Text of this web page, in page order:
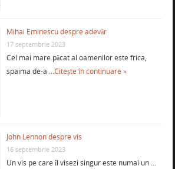
Mihai Eminescu despre adevăr
17 septembrie 2023
Cel mai mare păcat al oamenilor este frica,
spaima de-a …Citește în continuare »
John Lennon despre vis
16 septembrie 2023
Un vis pe care îl visezi singur este numai un …